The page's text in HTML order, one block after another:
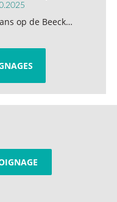
op de Beeck…